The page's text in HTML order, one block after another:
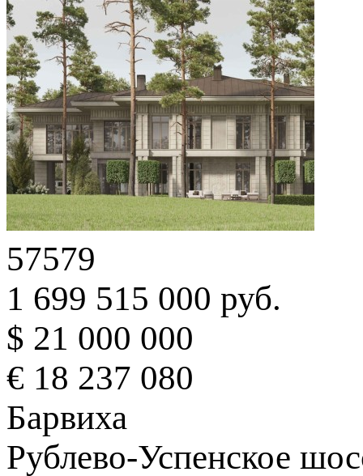
57579
1 699 515 000 руб.
$ 21 000 000
€ 18 237 080
Барвиха
Рублево-Успенское